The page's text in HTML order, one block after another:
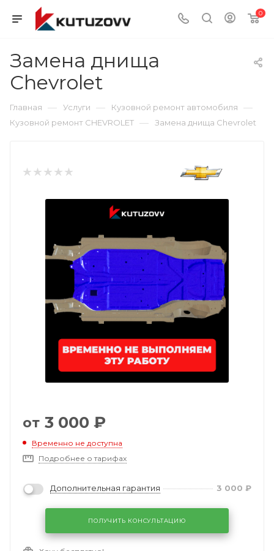
0
Замена днища
Chevrolet
Главная — Услуги — Кузовной ремонт автомобиля —
Кузовной ремонт CHEVROLET — Замена днища Chevrolet
от 3 000 ₽
Временно не доступна
Подробнее о тарифах
Дополнительная гарантия 3 000 ₽
ПОЛУЧИТЬ КОНСУЛЬТАЦИЮ